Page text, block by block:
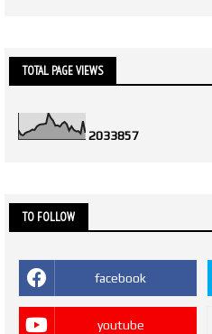
TOTAL PAGE VIEWS
2033857
TO FOLLOW
facebook
youtube